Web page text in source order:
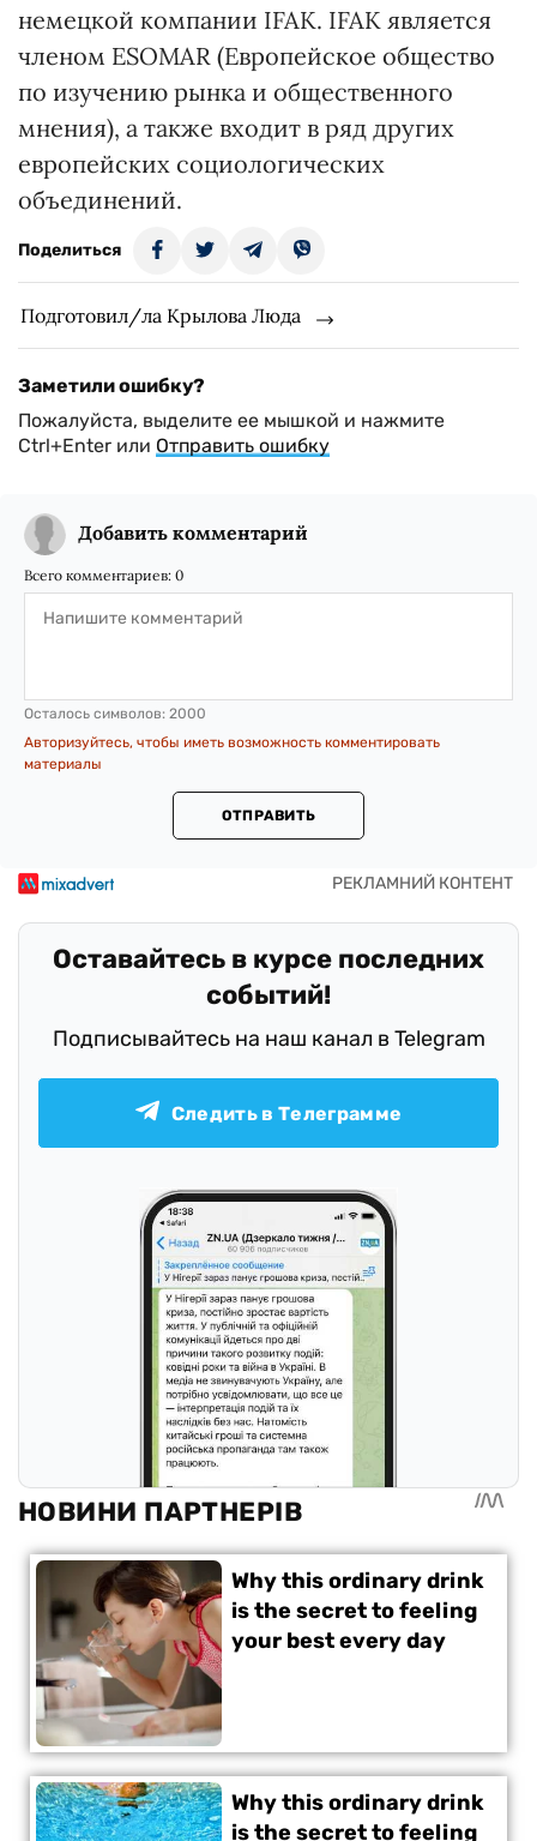
немецкой компании IFAK. IFAK является
членом ESOMAR (Европейское общество
по изучению рынка и общественного
мнения), а также входит в ряд других
европейских социологических
объединений.
Поделиться
Подготовил/ла Крылова Люда
Заметили ошибку?
Пожалуйста, выделите ее мышкой и нажмите
Ctrl+Enter или Отправить ошибку
Добавить комментарий
Всего комментариев: 0
Осталось символов: 2000
Авторизуйтесь, чтобы иметь возможность комментировать
материалы
ОТПРАВИТЬ
Оставайтесь в курсе последних
событий!
Подписывайтесь на наш канал в Telegram
Следить в Телеграмме